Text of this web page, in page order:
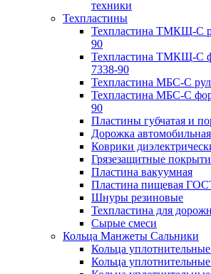
техники
Техпластины
Техпластина ТМКЩ-С
90
Техпластина ТМКЩ-С
7338-90
Техпластина МБС-С
Техпластина МБС-С
90
Пластины губчатая и
Дорожка автомобильная
Коврики
Грязезащитные
Пластина вакуумная
Пластина пищевая
Шнуры резиновые
Техпластина для
Сырые смеси
Кольца Манжеты Сальники
Кольца
Кольца